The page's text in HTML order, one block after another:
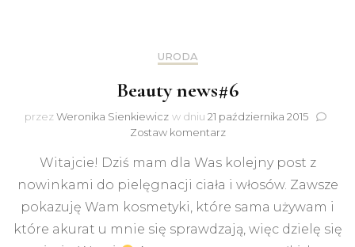
URODA
Beauty news#6
przezWeronika Sienkiewicz w dniu 21 października 2015
Zostaw komentarzdo
news#6
Witajcie! Dziś mam dla Was kolejny post z
nowinkami do pielęgnacji ciała i włosów. Zawsze
pokazuję Wam kosmetyki, które sama używam i
które akurat u mnie się sprawdzają, więc dzielę się